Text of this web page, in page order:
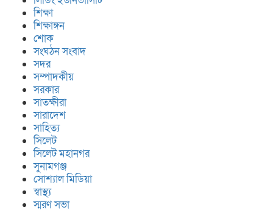
শিক্ষা
শিক্ষাঙ্গন
শোক
সংঘঠন সংবাদ
সদর
সম্পাদকীয়
সরকার
সাতক্ষীরা
সারাদেশ
সাহিত্য
সিলেট
সিলেট মহানগর
সুনামগঞ্জ
সোশ্যাল মিডিয়া
স্বাস্থ্য
স্মরণ সভা